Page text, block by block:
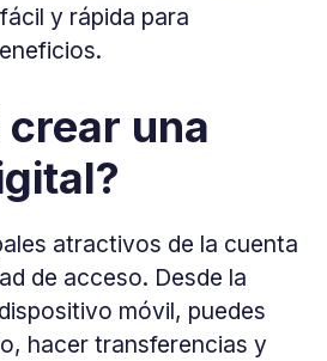
y rápida para
una
atractivos de la cuenta
de acceso. Desde la
móvil, puedes
hacer transferencias y